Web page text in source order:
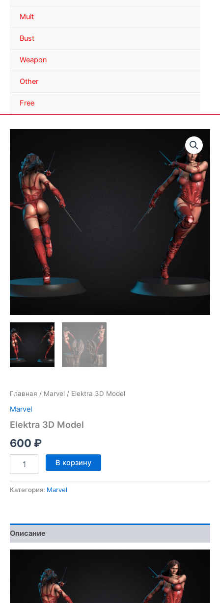
Mult
Bust
Weapon
Other
Free
Главная / Marvel / Elektra 3D Model
Marvel
Elektra 3D Model
600 ₽
Количество
товара
3D
В корзину
Категория: Marvel
Описание